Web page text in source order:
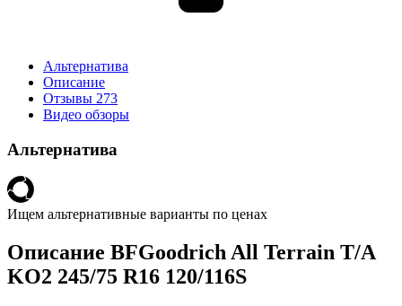
Альтернатива
Описание
Отзывы 273
Видео обзоры
Альтернатива
Ищем альтернативные варианты по ценах
Описание BFGoodrich All Terrain T/A
KO2 245/75 R16 120/116S